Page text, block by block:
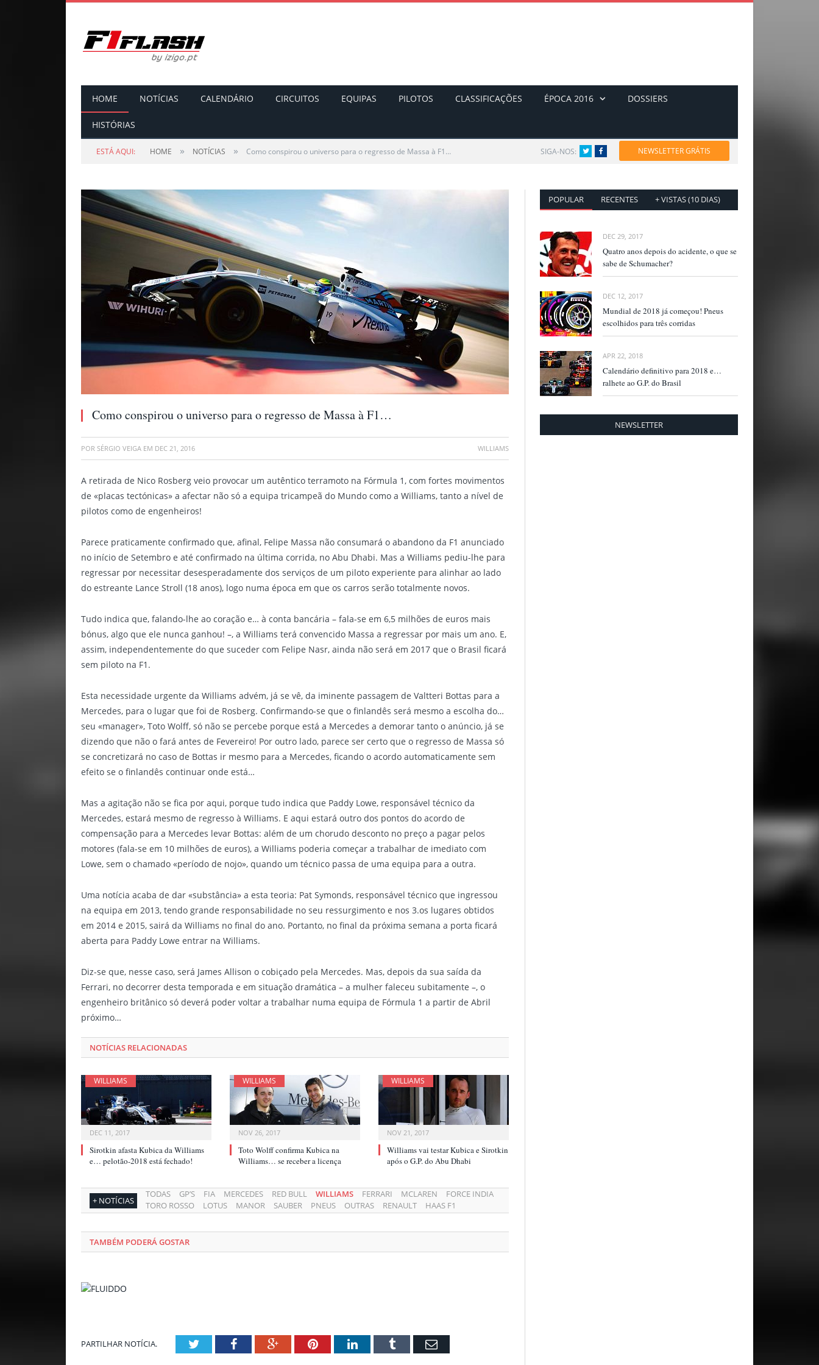
HOME NOTÍCIAS CALENDÁRIO CIRCUITOS EQUIPAS PILOTOS CLASSIFICAÇÕES ÉPOCA 2016 DOSSIERS
HISTÓRIAS
ESTÁ AQUI: HOME » NOTÍCIAS » Como conspirou o universo para o regresso de Massa à F1… SIGA-NOS: TwitterFacebook NEWSLETTER GRÁTIS
Como conspirou o universo para o regresso de Massa à F1…
POR SÉRGIO VEIGA EM DEC 21, 2016 WILLIAMS
A retirada de Nico Rosberg veio provocar um autêntico terramoto na Fórmula 1, com fortes movimentos
de «placas tectónicas» a afectar não só a equipa tricampeã do Mundo como a Williams, tanto a nível de
pilotos como de engenheiros!
Parece praticamente confirmado que, afinal, Felipe Massa não consumará o abandono da F1 anunciado
no início de Setembro e até confirmado na última corrida, no Abu Dhabi. Mas a Williams pediu-lhe para
regressar por necessitar desesperadamente dos serviços de um piloto experiente para alinhar ao lado
do estreante Lance Stroll (18 anos), logo numa época em que os carros serão totalmente novos.
Tudo indica que, falando-lhe ao coração e… à conta bancária – fala-se em 6,5 milhões de euros mais
bónus, algo que ele nunca ganhou! –, a Williams terá convencido Massa a regressar por mais um ano. E,
assim, independentemente do que suceder com Felipe Nasr, ainda não será em 2017 que o Brasil ficará
sem piloto na F1.
Esta necessidade urgente da Williams advém, já se vê, da iminente passagem de Valtteri Bottas para a
Mercedes, para o lugar que foi de Rosberg. Confirmando-se que o finlandês será mesmo a escolha do…
seu «manager», Toto Wolff, só não se percebe porque está a Mercedes a demorar tanto o anúncio, já se
dizendo que não o fará antes de Fevereiro! Por outro lado, parece ser certo que o regresso de Massa só
se concretizará no caso de Bottas ir mesmo para a Mercedes, ficando o acordo automaticamente sem
efeito se o finlandês continuar onde está…
Mas a agitação não se fica por aqui, porque tudo indica que Paddy Lowe, responsável técnico da
Mercedes, estará mesmo de regresso à Williams. E aqui estará outro dos pontos do acordo de
compensação para a Mercedes levar Bottas: além de um chorudo desconto no preço a pagar pelos
motores (fala-se em 10 milhões de euros), a Williams poderia começar a trabalhar de imediato com
Lowe, sem o chamado «período de nojo», quando um técnico passa de uma equipa para a outra.
Uma notícia acaba de dar «substância» a esta teoria: Pat Symonds, responsável técnico que ingressou
na equipa em 2013, tendo grande responsabilidade no seu ressurgimento e nos 3.os lugares obtidos
em 2014 e 2015, sairá da Williams no final do ano. Portanto, no final da próxima semana a porta ficará
aberta para Paddy Lowe entrar na Williams.
Diz-se que, nesse caso, será James Allison o cobiçado pela Mercedes. Mas, depois da sua saída da
Ferrari, no decorrer desta temporada e em situação dramática – a mulher faleceu subitamente –, o
engenheiro britânico só deverá poder voltar a trabalhar numa equipa de Fórmula 1 a partir de Abril
próximo…
NOTÍCIAS RELACIONADAS
WILLIAMS
DEC 11, 2017
Sirotkin afasta Kubica da Williams
e… pelotão-2018 está fechado!
WILLIAMS
NOV 26, 2017
Toto Wolff confirma Kubica na
Williams… se receber a licença
WILLIAMS
NOV 21, 2017
Williams vai testar Kubica e Sirotkin
após o G.P. do Abu Dhabi
+ NOTÍCIAS
TODAS GP’S FIA MERCEDES RED BULL WILLIAMS FERRARI MCLAREN
FORCE INDIA
TORO ROSSO
LOTUS MANOR SAUBER PNEUS OUTRAS RENAULT HAAS F1
TAMBÉM PODERÁ GOSTAR
PARTILHAR NOTÍCIA. TwitterFacebookGoogle+PinterestLinkedInTumblr Email
POPULAR RECENTES + VISTAS (10 DIAS)
DEC 29, 2017
Quatro anos depois do acidente, o que se
sabe de Schumacher?
DEC 12, 2017
Mundial de 2018 já começou! Pneus
escolhidos para três corridas
APR 22, 2018
Calendário definitivo para 2018 e…
ralhete ao G.P. do Brasil
NEWSLETTER